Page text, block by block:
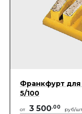
Франкфурт для
5/100
от 3 500.00 руб/шт